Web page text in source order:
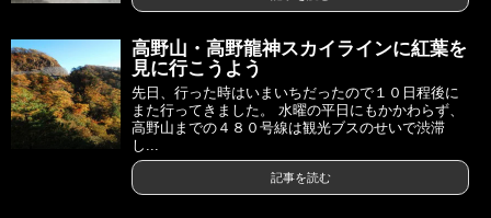
高野山・高野龍神スカイラインに紅葉を
見に行こうよう
先日、行った時はいまいちだったので１０日程後に
また行ってきました。 水曜の平日にもかかわらず、
高野山までの４８０号線は観光ブスのせいで渋滞
し...
記事を読む